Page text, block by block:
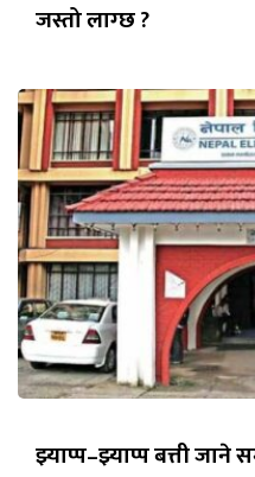
जस्तो लाग्छ ?
झ्याप्प–झ्याप्प बत्ती जाने